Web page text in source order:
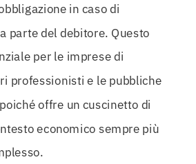
in caso di
parte del debitore. Questo
per le imprese di
professionisti e le pubbliche
offre un cuscinetto di
economico sempre più